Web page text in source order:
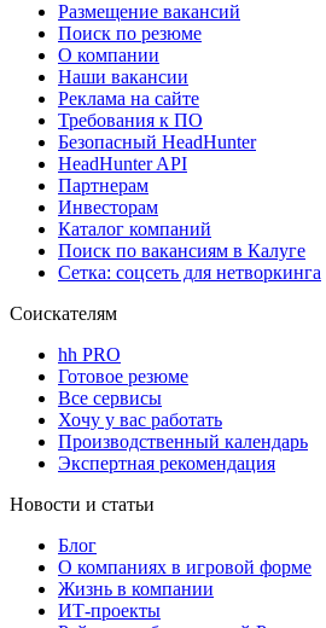
Размещение вакансий
Поиск по резюме
О компании
Наши вакансии
Реклама на сайте
Требования к ПО
Безопасный HeadHunter
HeadHunter API
Партнерам
Инвесторам
Каталог компаний
Поиск по вакансиям в Калуге
Сетка: соцсеть для нетворкинга
Соискателям
hh PRO
Готовое резюме
Все сервисы
Хочу у вас работать
Производственный календарь
Экспертная рекомендация
Новости и статьи
Блог
О компаниях в игровой форме
Жизнь в компании
ИТ-проекты